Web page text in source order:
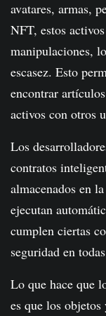
avatares, armas,
NFT, estos
manipulaciones,
escasez. Esto
encontrar
activos con otros
Los
contratos
almacenados en
ejecutan
cumplen ciertas
seguridad en
Lo que hace que
es que los objetos